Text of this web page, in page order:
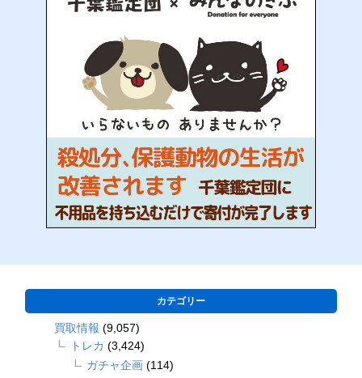
カテゴリー
買取情報 (9,057)
トレカ (3,424)
ガチャ企画 (114)